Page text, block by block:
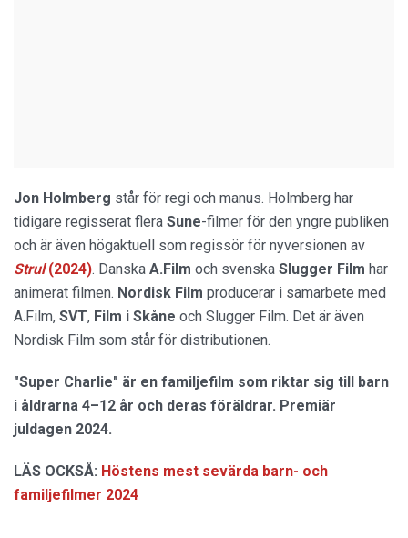
Jon Holmberg står för regi och manus. Holmberg har
tidigare regisserat flera Sune-filmer för den yngre publiken
och är även högaktuell som regissör för nyversionen av
Strul(2024). Danska A.Film och svenska Slugger Film har
animerat filmen. Nordisk Film producerar i samarbete med
A.Film, SVT, Film i Skåne och Slugger Film. Det är även
Nordisk Film som står för distributionen.
"Super Charlie" är en familjefilm som riktar sig till barn
i åldrarna 4–12 år och deras föräldrar. Premiär
juldagen 2024.
LÄS OCKSÅ: Höstens mest sevärda barn- och
familjefilmer 2024